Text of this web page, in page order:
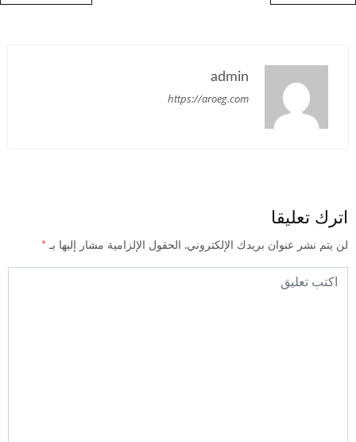
admin
https://aroeg.com
اترك تعليقا
لن يتم نشر عنوان بريدك الإلكتروني. الحقول الإلزامية مشار إليها بـ *